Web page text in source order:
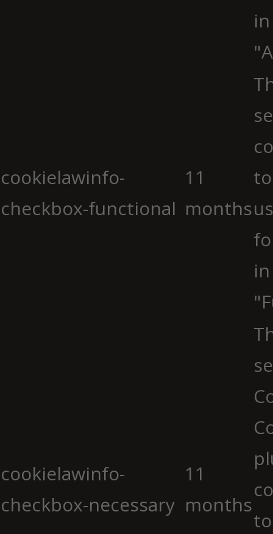
cookielawinfo-
checkbox-functional
11
months
cookielawinfo-
checkbox-necessary
11
months